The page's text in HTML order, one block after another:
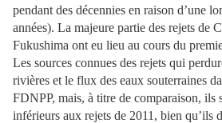
pendant des décennies en raison d’une
années). La majeure partie des rejets de
Fukushima ont eu lieu au cours du
Les sources connues des rejets qui
rivières et le flux des eaux souterraines
FDNPP, mais, à titre de comparaison, ils
inférieurs aux rejets de 2011, bien qu’ils